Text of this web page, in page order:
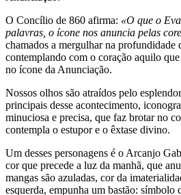
O Concílio de 860 afirma: «O que o
palavras, o ícone nos anuncia pelas
chamados a mergulhar na profundidade
contemplando com o coração aquilo
no ícone da Anunciação.
Nossos olhos são atraídos pelo
principais desse acontecimento,
minuciosa e precisa, que faz brotar no
contempla o estupor e o êxtase divino.
Um desses personagens é o Arcanjo
cor que precede a luz da manhã, que
mangas são azuladas, cor da
esquerda, empunha um bastão: símbolo